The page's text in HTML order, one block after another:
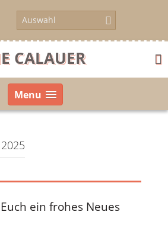
CALAUER
Menu
ein frohes Neues